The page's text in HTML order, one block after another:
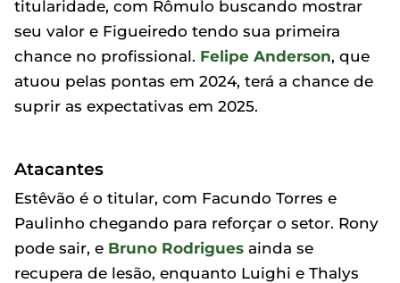
titularidade, com Rômulo buscando mostrar
seu valor e Figueiredo tendo sua primeira
chance no profissional. Felipe Anderson, que
atuou pelas pontas em 2024, terá a chance de
suprir as expectativas em 2025.
Atacantes
Estêvão é o titular, com Facundo Torres e
Paulinho chegando para reforçar o setor. Rony
pode sair, e Bruno Rodrigues ainda se
recupera de lesão, enquanto Luighi e Thalys